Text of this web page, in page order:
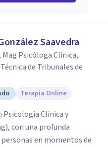
Saavedra
Psicóloga Clínica,
de Tribunales de
Terapia Online
Psicología Clínica y
con una profunda
en momentos de